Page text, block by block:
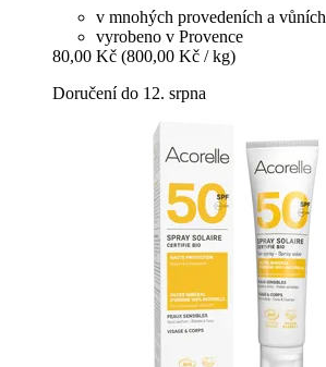
v mnohých provedeních a vůních
vyrobeno v Provence
80,00 Kč (800,00 Kč / kg)
Doručení do 12. srpna